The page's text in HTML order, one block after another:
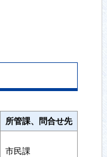
所管課、問合せ先
市民課